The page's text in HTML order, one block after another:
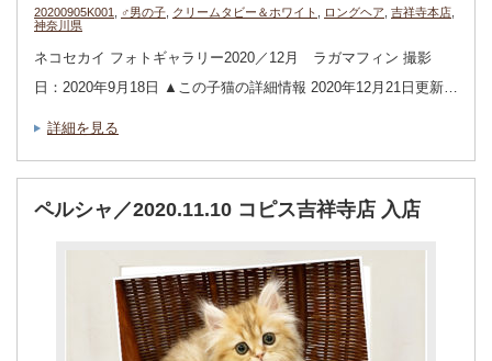
20200905K001 ♂男の子 クリームタビー＆ホワイト ロングヘア 吉祥寺本店
神奈川県
ネコセカイ フォトギャラリー2020／12月 ラガマフィン 撮影
日：2020年9月18日 ▲この子猫の詳細情報 2020年12月21日更新…
詳細を見る
ペルシャ／2020.11.10 コピス吉祥寺店 入店